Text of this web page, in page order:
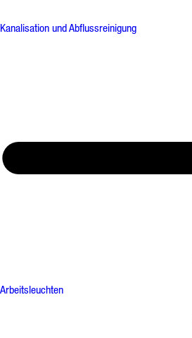
Kanalisation und Abflussreinigung
Arbeitsleuchten